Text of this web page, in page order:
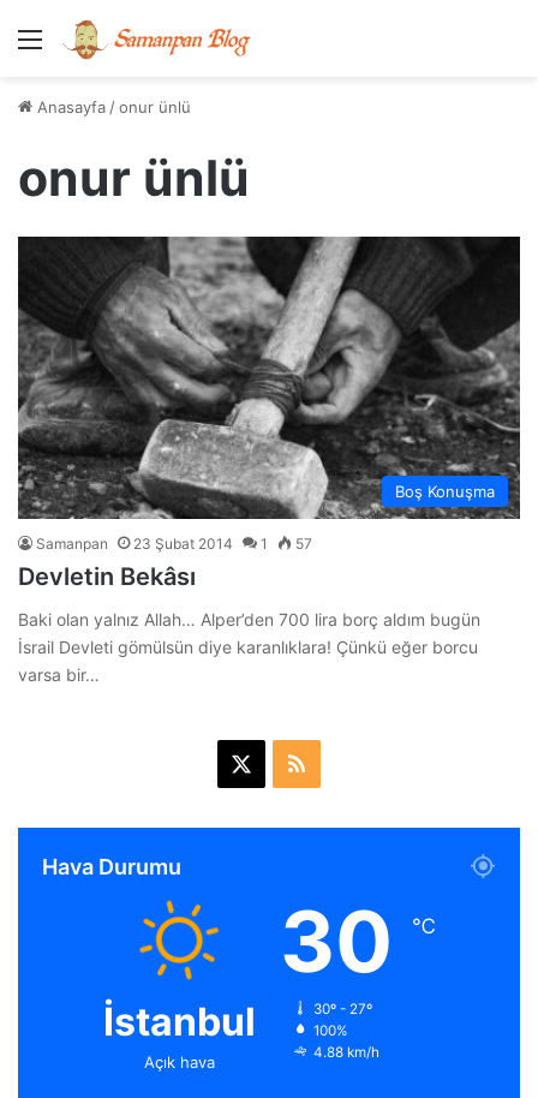
Menü
Anasayfa /onur ünlü
onur ünlü
Boş Konuşma
Samanpan 23 Şubat 2014 1 57
Devletin Bekâsı
Baki olan yalnız Allah… Alper’den 700 lira borç aldım bugün
İsrail Devleti gömülsün diye karanlıklara! Çünkü eğer borcu
varsa bir…
Hava Durumu
İstanbul
Açık hava
30 ℃
30º - 27º
100%
4.88 km/h